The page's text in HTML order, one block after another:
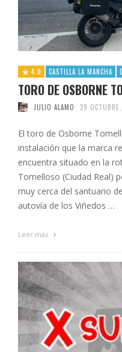
4.0 CASTILLA LA MANCHA
TORO DE OSBORNE
JULIO ALAMO 29
El toro de Osborne
instalación que la marca
encuentra situado en la
Tomelloso (Ciudad Real)
muy cerca del santuario
autovía de los Viñedos …
Leer más